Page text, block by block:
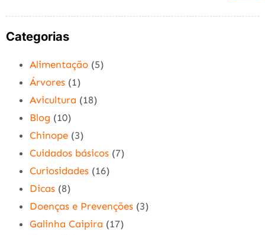
Categorias
Alimentação (5)
Árvores (1)
Avicultura (18)
Blog (10)
Chinope (3)
Cuidados básicos (7)
Curiosidades (16)
Dicas (8)
Doenças e Prevenções (3)
Galinha Caipira (17)